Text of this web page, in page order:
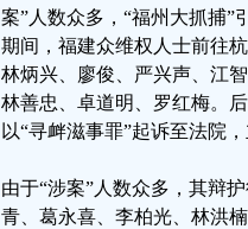
案”人数众多，“福州大抓捕”
期间，福建众维权人士前往
林炳兴、廖俊、严兴声、江
林善忠、卓道明、罗红梅。
以“寻衅滋事罪”起诉至法院
由于“涉案”人数众多，其辩
青、葛永喜、李柏光、林洪